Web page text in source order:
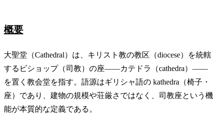
概要
大聖堂（Cathedral）は、キリスト教の教区（diocese）を統轄
するビショップ（司教）の座——カテドラ（cathedra）——
を置く教会堂を指す。語源はギリシャ語の kathedra（椅子・
座）であり、建物の規模や荘厳さではなく、司教座という機
能が本質的な定義である。